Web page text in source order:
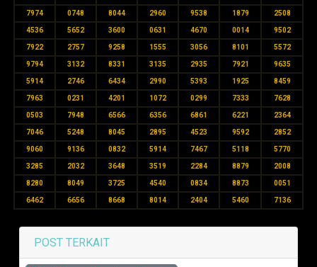
7974 0748 8044 2960 9538 1879 2508
4536 5652 3600 0631 4670 0014 9502
7922 2757 9258 1555 3056 8101 5572
9794 3132 8331 3135 2935 7921 9635
5914 2746 6434 2990 5393 1925 8459
7963 0231 4201 1072 0299 7333 7628
0503 7948 6566 6356 6861 6221 2364
7046 5248 8045 2895 4523 9592 2852
9060 9136 0832 5914 7467 5118 5770
3285 2032 3648 3519 2284 8879 2008
8280 8049 3725 4540 0834 8873 0051
6462 6656 8668 8014 2404 5460 7136
POST TERKAIT